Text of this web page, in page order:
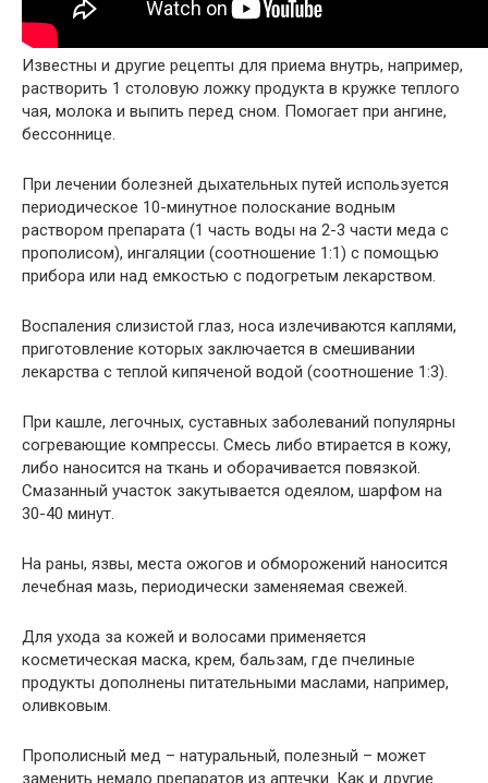
Известны и другие рецепты для приема внутрь, например,
растворить 1 столовую ложку продукта в кружке теплого
чая, молока и выпить перед сном. Помогает при ангине,
бессоннице.
При лечении болезней дыхательных путей используется
периодическое 10-минутное полоскание водным
раствором препарата (1 часть воды на 2-3 части меда с
прополисом), ингаляции (соотношение 1:1) с помощью
прибора или над емкостью с подогретым лекарством.
Воспаления слизистой глаз, носа излечиваются каплями,
приготовление которых заключается в смешивании
лекарства с теплой кипяченой водой (соотношение 1:3).
При кашле, легочных, суставных заболеваний популярны
согревающие компрессы. Смесь либо втирается в кожу,
либо наносится на ткань и оборачивается повязкой.
Смазанный участок закутывается одеялом, шарфом на
30-40 минут.
На раны, язвы, места ожогов и обморожений наносится
лечебная мазь, периодически заменяемая свежей.
Для ухода за кожей и волосами применяется
косметическая маска, крем, бальзам, где пчелиные
продукты дополнены питательными маслами, например,
оливковым.
Прополисный мед – натуральный, полезный – может
заменить немало препаратов из аптечки. Как и другие